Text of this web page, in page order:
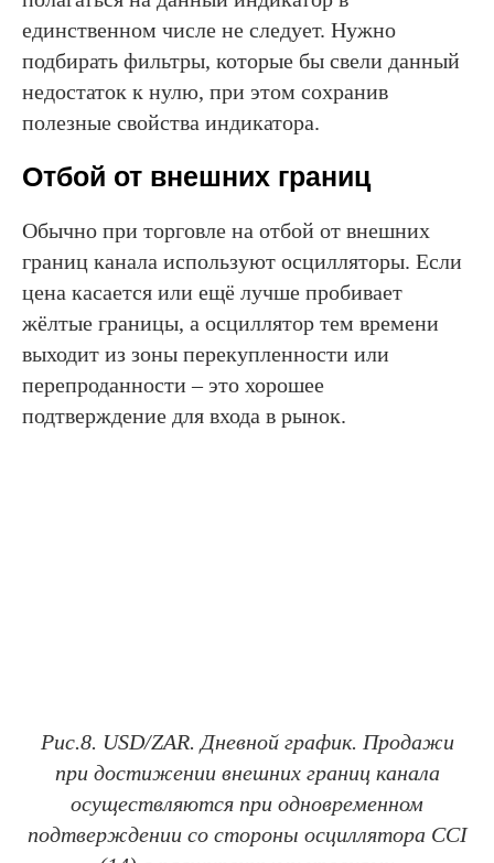
единственном числе не следует. Нужно
подбирать фильтры, которые бы свели данный
недостаток к нулю, при этом сохранив
полезные свойства индикатора.
Отбой от внешних границ
Обычно при торговле на отбой от внешних
границ канала используют осцилляторы. Если
цена касается или ещё лучше пробивает
жёлтые границы, а осциллятор тем времени
выходит из зоны перекупленности или
перепроданности – это хорошее
подтверждение для входа в рынок.
Рис.8. USD/ZAR. Дневной график. Продажи
при достижении внешних границ канала
осуществляются при одновременном
подтверждении со стороны осциллятора CCI